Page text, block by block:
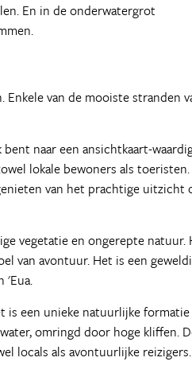
En in de onderwatergrot
van de mooiste stranden
naar een ansichtkaart-
lokale bewoners als toeristen.
van het prachtige uitzicht
vegetatie en ongerepte natuur.
van avontuur. Het is een
'Eua.
is een unieke natuurlijke formatie
omringd door hoge kliffen.
locals als avontuurlijke reizigers.